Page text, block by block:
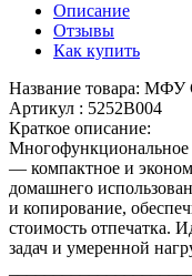
Описание
Отзывы
Как купить
Название товара: МФУ
Артикул : 5252B004
Краткое описание:
Многофункциональное
— компактное и
домашнего
и копирование,
стоимость отпечатка.
задач и умеренной